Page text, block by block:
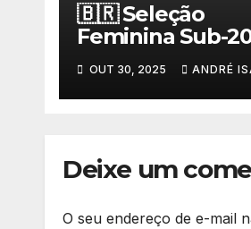
🇧🇷 Seleção
Feminina Sub-
encerra
em Goiânia com
jogo-treino
OUT 30, 2025 ANDRÉ
Deixe um
O seu endereço de e-mail